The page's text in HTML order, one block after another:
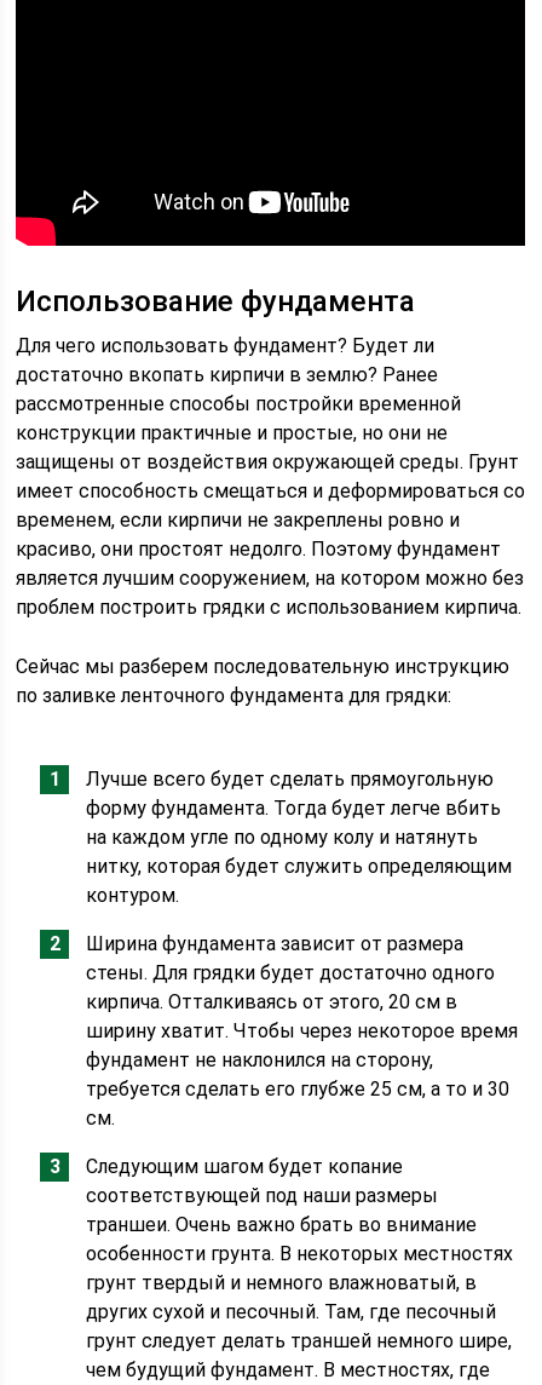
Использование фундамента
Для чего использовать фундамент? Будет ли
достаточно вкопать кирпичи в землю? Ранее
рассмотренные способы постройки временной
конструкции практичные и простые, но они не
защищены от воздействия окружающей среды. Грунт
имеет способность смещаться и деформироваться со
временем, если кирпичи не закреплены ровно и
красиво, они простоят недолго. Поэтому фундамент
является лучшим сооружением, на котором можно без
проблем построить грядки с использованием кирпича.
Сейчас мы разберем последовательную инструкцию
по заливке ленточного фундамента для грядки:
Лучше всего будет сделать прямоугольную
форму фундамента. Тогда будет легче вбить
на каждом угле по одному колу и натянуть
нитку, которая будет служить определяющим
контуром.
Ширина фундамента зависит от размера
стены. Для грядки будет достаточно одного
кирпича. Отталкиваясь от этого, 20 см в
ширину хватит. Чтобы через некоторое время
фундамент не наклонился на сторону,
требуется сделать его глубже 25 см, а то и 30
см.
Следующим шагом будет копание
соответствующей под наши размеры
траншеи. Очень важно брать во внимание
особенности грунта. В некоторых местностях
грунт твердый и немного влажноватый, в
других сухой и песочный. Там, где песочный
грунт следует делать траншей немного шире,
чем будущий фундамент. В местностях, где